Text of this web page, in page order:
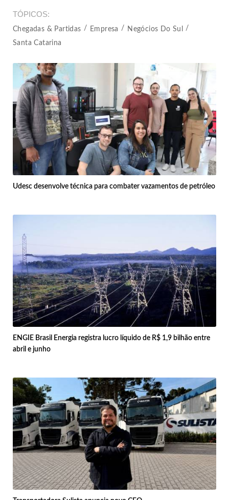
TÓPICOS
Chegadas & Partidas Empresa
Negócios Do Sul
Santa Catarina
Udesc desenvolve técnica para combater vazamentos de petróleo
ENGIE Brasil Energia registra lucro líquido de R$ 1,9 bilhão entre
abril e junho